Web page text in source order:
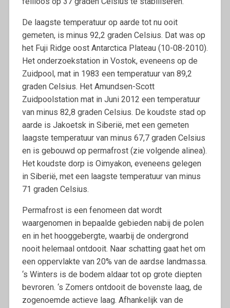
De laagste temperatuur op aarde tot nu ooit
gemeten, is minus 92,2 graden Celsius. Dat was op
het Fuji Ridge oost Antarctica Plateau (10-08-2010).
Het onderzoekstation in Vostok, eveneens op de
Zuidpool, mat in 1983 een temperatuur van 89,2
graden Celsius. Het Amundsen-Scott
Zuidpoolstation mat in Juni 2012 een temperatuur
van minus 82,8 graden Celsius. De koudste stad op
aarde is Jakoetsk in Siberië, met een gemeten
laagste temperatuur van minus 67,7 graden Celsius
en is gebouwd op permafrost (zie volgende alinea).
Het koudste dorp is Oimyakon, eveneens gelegen
in Siberië, met een laagste temperatuur van minus
71 graden Celsius.
Permafrost is een fenomeen dat wordt
waargenomen in bepaalde gebieden nabij de polen
en in het hooggebergte, waarbij de ondergrond
nooit helemaal ontdooit. Naar schatting gaat het om
een oppervlakte van 20% van de aardse landmassa.
‘s Winters is de bodem aldaar tot op grote diepten
bevroren. ‘s Zomers ontdooit de bovenste laag, de
zogenoemde actieve laag. Afhankelijk van de